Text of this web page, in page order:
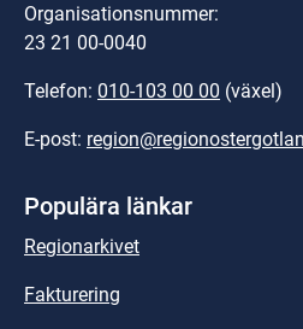
Organisationsnummer:
23 21 00-0040
Telefon: 010-103 00 00 (växel)
E-post:
Populära länkar
Regionarkivet
Fakturering